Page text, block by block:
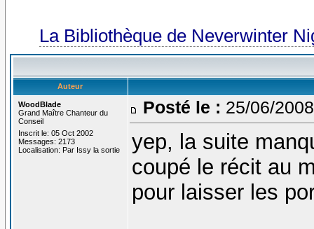
La Bibliothèque de Neverwinter
Auteur
WoodBlade
Grand Maître Chanteur du
Conseil
Inscrit le: 05 Oct 2002
Messages: 2173
Localisation: Par Issy la sortie
Posté le : 25/06/
yep, la suite
coupé le récit au
pour laisser les